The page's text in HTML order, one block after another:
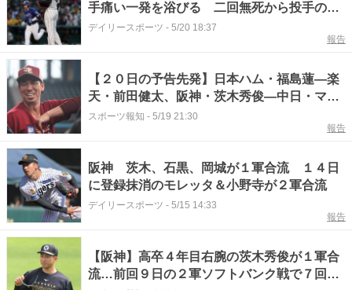
手痛い一発を浴びる 二回無死から投手のマ
ラーに安打を許し、四球を挟んで山本に３ラ
デイリースポーツ - 5/20 18:37
報告
【２０日の予告先発】日本ハム・福島蓮―楽
天・前田健太、阪神・茨木秀俊―中日・マラ
ーほか
スポーツ報知 - 5/19 21:30
報告
阪神 茨木、石黒、岡城が１軍合流 １４日
に登録抹消のモレッタ＆小野寺が２軍合流
デイリースポーツ - 5/15 14:33
報告
【阪神】高卒４年目右腕の茨木秀俊が１軍合
流…前回９日の２軍ソフトバンク戦で７回無